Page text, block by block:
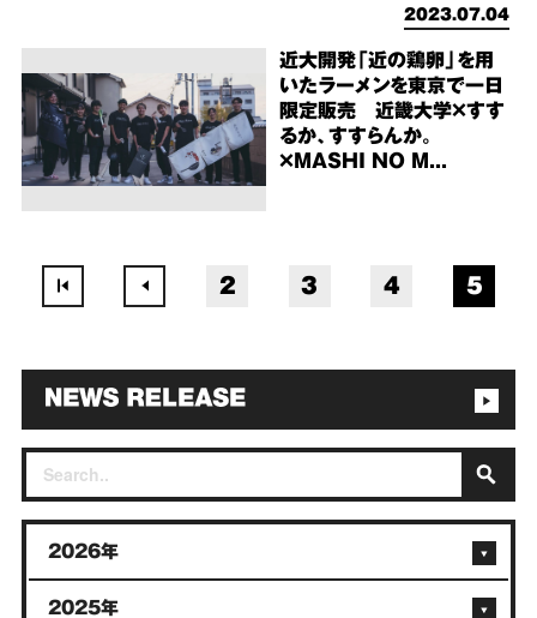
2023.07.04
近大開発「近の鶏卵」を用
いたラーメンを東京で一日
限定販売 近畿大学×すす
るか、すすらんか。
×MASHI NO M...
2 3 4 5
2026年
2025年